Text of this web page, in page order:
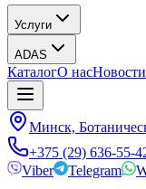
Услуги
ADAS
КаталогО насНовости
Минск,
+375 (29) 636-55-
Viber
Telegram